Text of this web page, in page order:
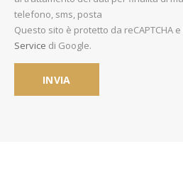
telefono, sms, posta
Questo sito è protetto da reCAPTCHA e
Service di Google.